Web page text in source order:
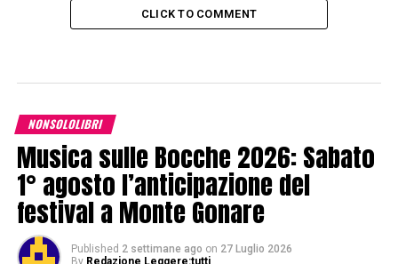
CLICK TO COMMENT
NONSOLOLIBRI
Musica sulle Bocche 2026: Sabato
1° agosto l’anticipazione del
festival a Monte Gonare
Published 2 settimane ago on 27 Luglio 2026